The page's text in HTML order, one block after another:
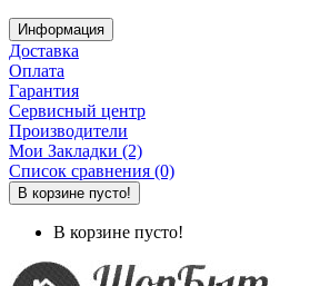
Информация
Доставка
Оплата
Гарантия
Сервисный центр
Производители
Мои Закладки (2)
Список сравнения (0)
В корзине пусто!
В корзине пусто!